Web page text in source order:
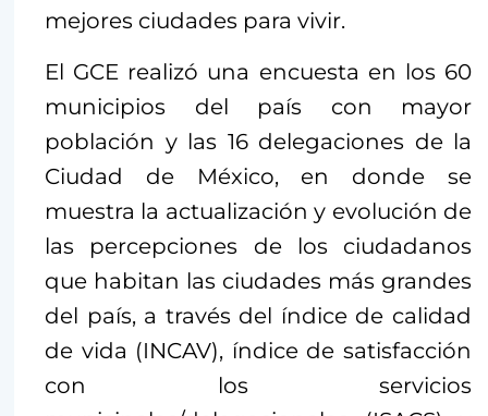
mejores ciudades para vivir.
El GCE realizó una encuesta en los 60
municipios del país con mayor
población y las 16 delegaciones de la
Ciudad de México, en donde se
muestra la actualización y evolución de
las percepciones de los ciudadanos
que habitan las ciudades más grandes
del país, a través del índice de calidad
de vida (INCAV), índice de satisfacción
con los servicios